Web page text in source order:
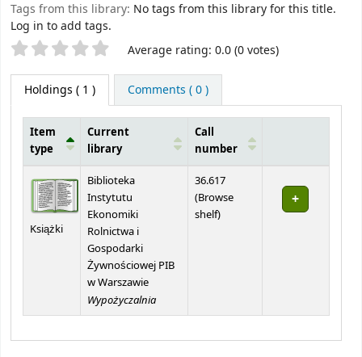
Tags from this library: No tags from this library for this title.
Log in to add tags.
Star ratings Average rating: 0.0 (0 votes)
Holdings ( 1 ) Comments ( 0 )
Item
type
Current
library
Call
number
Książki
Biblioteka
Instytutu
Ekonomiki
Rolnictwa i
Gospodarki
Żywnościowej PIB
w Warszawie
Wypożyczalnia
36.617
(Browse
shelf(Opens below)
)